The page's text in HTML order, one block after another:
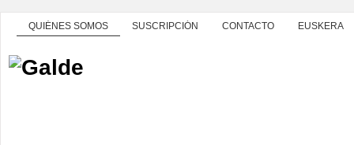
QUIÉNES SOMOS SUSCRIPCIÓN CONTACTO EUSKERA